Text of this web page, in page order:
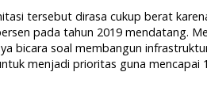
tersebut dirasa cukup berat
pada tahun 2019 mendatang.
bicara soal membangun
menjadi prioritas guna mencapai